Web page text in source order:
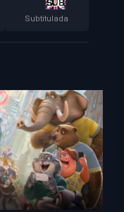
Subtitulada